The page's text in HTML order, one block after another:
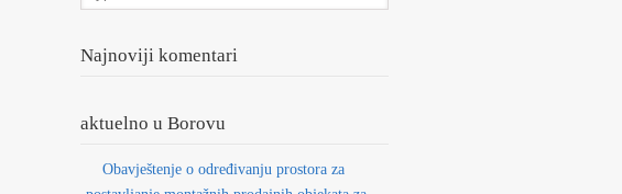
Najnoviji komentari
aktuelno u Borovu
Obavještenje o određivanju prostora za